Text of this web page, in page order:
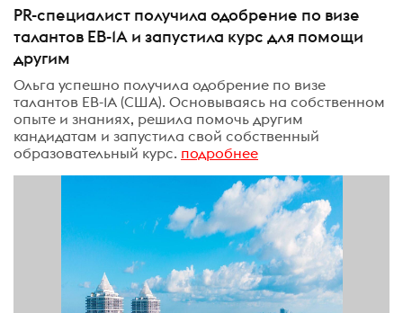
PR-специалист получила одобрение по визе
талантов ЕВ-1А и запустила курс для помощи
другим
Ольга успешно получила одобрение по визе
талантов ЕВ-1А (США). Основываясь на собственном
опыте и знаниях, решила помочь другим
кандидатам и запустила свой собственный
образовательный курс. подробнее